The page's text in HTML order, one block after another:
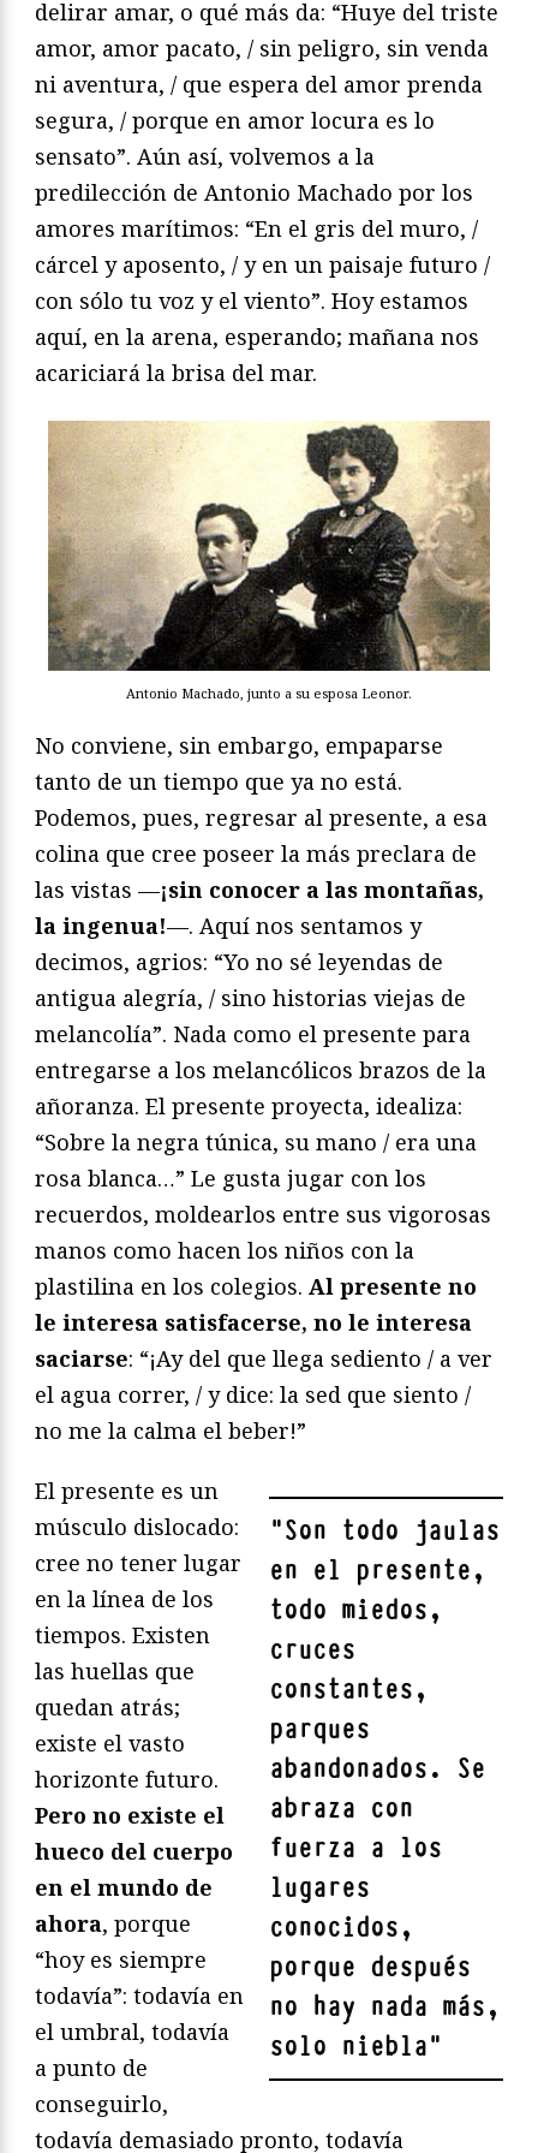
delirar amar, o qué más da: “Huye del triste
amor, amor pacato, / sin peligro, sin venda
ni aventura, / que espera del amor prenda
segura, / porque en amor locura es lo
sensato”. Aún así, volvemos a la
predilección de Antonio Machado por los
amores marítimos: “En el gris del muro, /
cárcel y aposento, / y en un paisaje futuro /
con sólo tu voz y el viento”. Hoy estamos
aquí, en la arena, esperando; mañana nos
acariciará la brisa del mar.
Antonio Machado, junto a su esposa Leonor.
No conviene, sin embargo, empaparse
tanto de un tiempo que ya no está.
Podemos, pues, regresar al presente, a esa
colina que cree poseer la más preclara de
las vistas —¡sin conocer a las montañas,
la ingenua!—. Aquí nos sentamos y
decimos, agrios: “Yo no sé leyendas de
antigua alegría, / sino historias viejas de
melancolía”. Nada como el presente para
entregarse a los melancólicos brazos de la
añoranza. El presente proyecta, idealiza:
“Sobre la negra túnica, su mano / era una
rosa blanca…” Le gusta jugar con los
recuerdos, moldearlos entre sus vigorosas
manos como hacen los niños con la
plastilina en los colegios. Al presente no
le interesa satisfacerse, no le interesa
saciarse: “¡Ay del que llega sediento / a ver
el agua correr, / y dice: la sed que siento /
no me la calma el beber!”
"Son todo jaulas
en el presente,
todo miedos,
cruces
constantes,
parques
abandonados. Se
abraza con
fuerza a los
lugares
conocidos,
porque después
no hay nada más,
solo niebla"
El presente es un
músculo dislocado:
cree no tener lugar
en la línea de los
tiempos. Existen
las huellas que
quedan atrás;
existe el vasto
horizonte futuro.
Pero no existe el
hueco del cuerpo
en el mundo de
ahora, porque
“hoy es siempre
todavía”: todavía en
el umbral, todavía
a punto de
conseguirlo,
todavía demasiado pronto, todavía